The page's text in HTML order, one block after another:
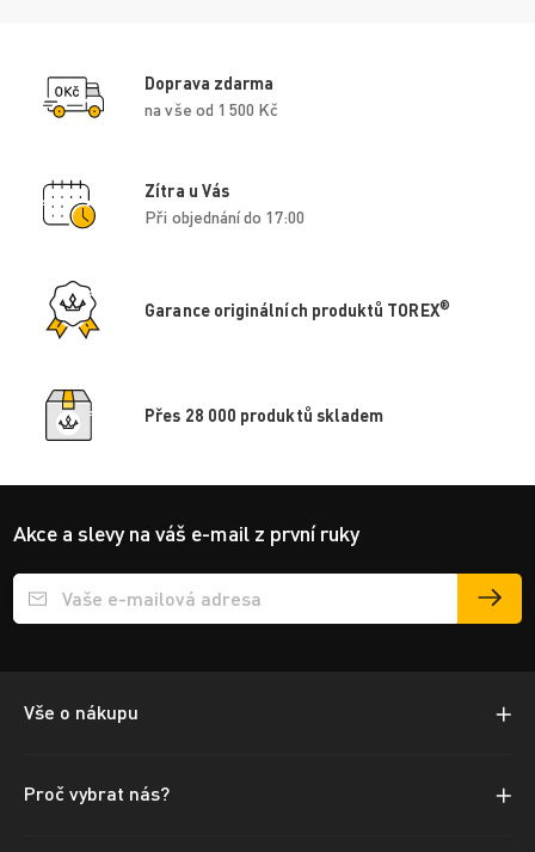
Doprava zdarma
na vše od 1 500 Kč
Zítra u Vás
Při objednání do 17:00
Garance originálních produktů TOREX®
Přes 28 000 produktů skladem
Akce a slevy na váš e-mail z první ruky
Přihlášení e-mailu k odběru
Vše o nákupu
Proč vybrat nás?